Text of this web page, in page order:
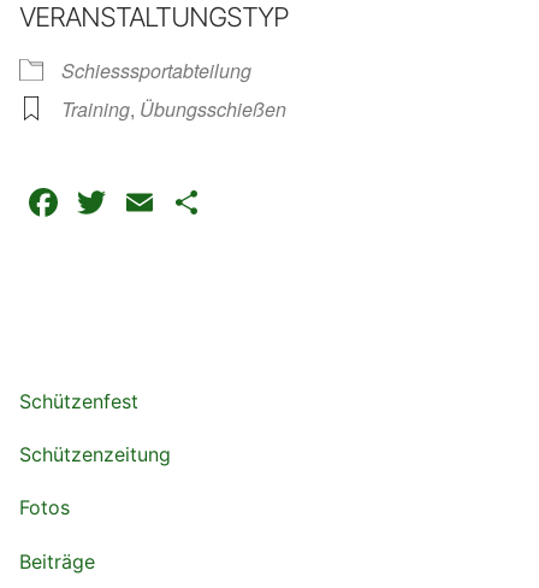
VERANSTALTUNGSTYP
Schiesssportabteilung
Training, Übungsschießen
Facebook
Twitter
Email
Schützenfest
Schützenzeitung
Fotos
Beiträge